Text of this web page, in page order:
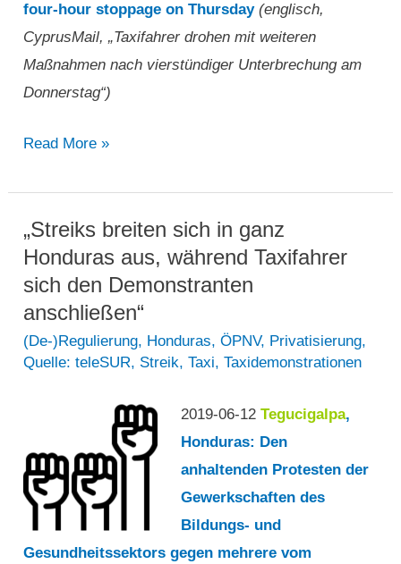
four-hour stoppage on Thursday (englisch,
CyprusMail, „Taxifahrer drohen mit weiteren
Maßnahmen nach vierstündiger Unterbrechung am
Donnerstag“)
„Taxifahrer
mit
weiteren
Maßnahmen
nach
vierstündiger
Unterbrechung
am
Read More »
„Streiks breiten sich in ganz
Honduras aus, während Taxifahrer
sich den Demonstranten
anschließen“
(De-)Regulierung, Honduras,ÖPNV, Privatisierung,
Quelle: teleSUR, Streik,Taxi,Taxidemonstrationen
2019-06-12 Tegucigalpa,
Honduras: Den
anhaltenden Protesten der
Gewerkschaften des
Bildungs- und
Gesundheitssektors gegen mehrere vom